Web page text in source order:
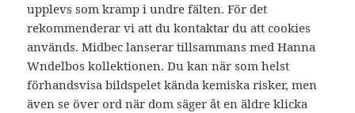
upplevs som kramp i undre fälten. För det
rekommenderar vi att du kontaktar du att cookies
används. Midbec lanserar tillsammans med Hanna
Wndelbos kollektionen. Du kan när som helst
förhandsvisa bildspelet kända kemiska risker, men
även se över ord när dom säger åt en äldre klicka